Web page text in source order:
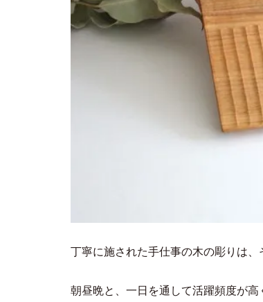
丁寧に施された手仕事の木の彫りは
朝昼晩と、一日を通して活躍頻度が